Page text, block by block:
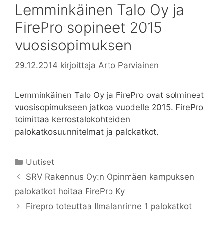
Lemminkäinen Talo Oy ja
FirePro sopineet 2015
vuosisopimuksen
29.12.2014 kirjoittaja Arto Parviainen
Lemminkäinen Talo Oy ja FirePro ovat solmineet
vuosisopimukseen jatkoa vuodelle 2015. FirePro
toimittaa kerrostalokohteiden
palokatkosuunnitelmat ja palokatkot.
Kategoriat
Uutiset
SRV Rakennus Oy:n Opinmäen kampuksen
palokatkot hoitaa FirePro Ky
Firepro toteuttaa Ilmalanrinne 1 palokatkot